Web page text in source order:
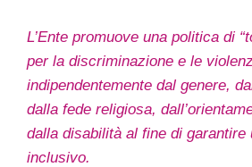
L’Ente promuove una politica di
per la discriminazione e le
indipendentemente dal genere,
dalla fede religiosa,
dalla disabilità al fine di garantire
inclusivo.